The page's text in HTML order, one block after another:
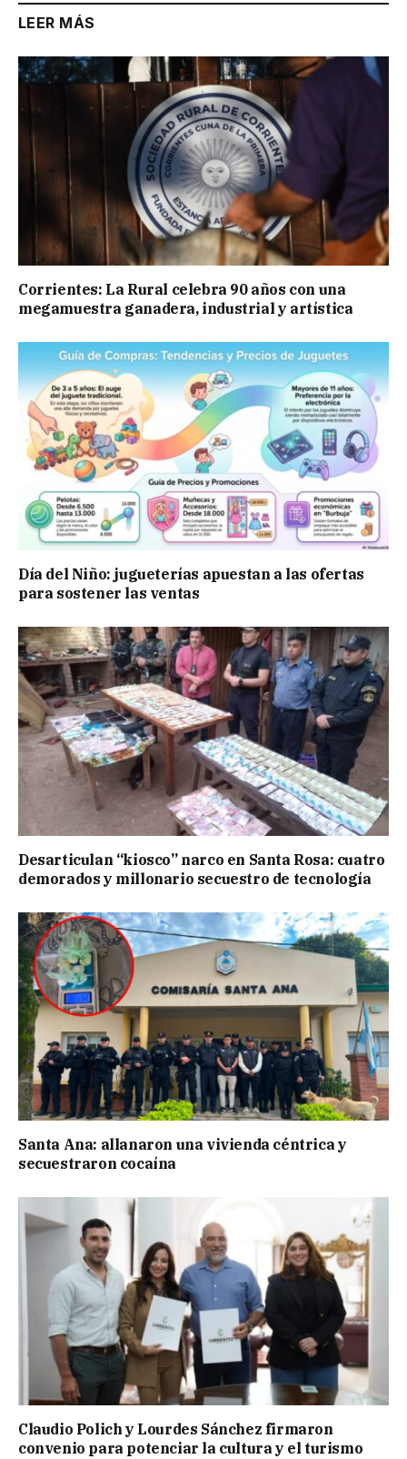
LEER MÁS
Corrientes: La Rural celebra 90 años con una
megamuestra ganadera, industrial y artística
Día del Niño: jugueterías apuestan a las ofertas
para sostener las ventas
Desarticulan “kiosco” narco en Santa Rosa: cuatro
demorados y millonario secuestro de tecnología
Santa Ana: allanaron una vivienda céntrica y
secuestraron cocaína
Claudio Polich y Lourdes Sánchez firmaron
convenio para potenciar la cultura y el turismo